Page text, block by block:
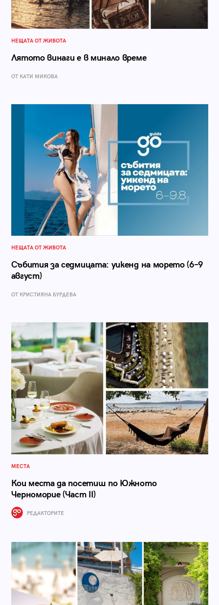
НЕЩАТА ОТ ЖИВОТА
Лятото винаги е в минало време
ОТ КАТИ МИКОВА
НЕЩАТА ОТ ЖИВОТА
Събития за седмицата: уикенд на морето (6–9
август)
ОТ КРИСТИЯНА БУРДЕВА
МЕСТА
Кои места да посетиш по Южното
Черноморие (Част II)
РЕДАКТОРИТЕ